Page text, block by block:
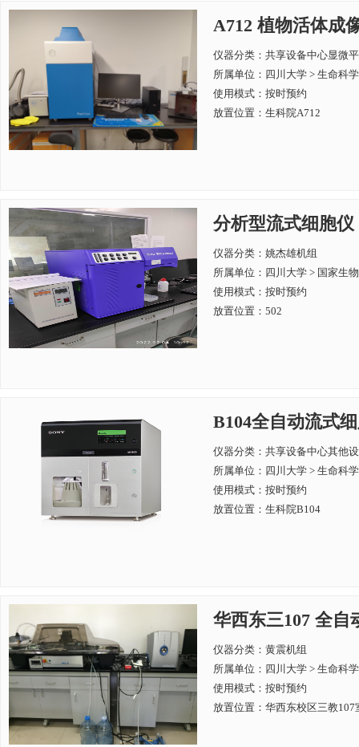
A712 植物活体成
仪器分类：共享设备中心显微
所属单位： 四川大学 > 生命科
使用模式：按时预约
放置位置：生科院A712
分析型流式细胞仪
仪器分类：姚杰雄机组
所属单位： 四川大学 > 国家生
使用模式：按时预约
放置位置：502
B104全自动流式
仪器分类：共享设备中心其他
所属单位： 四川大学 > 生命科
使用模式：按时预约
放置位置：生科院B104
华西东三107 全
仪器分类：黄震机组
所属单位： 四川大学 > 生命科
使用模式：按时预约
放置位置：华西东校区三教107